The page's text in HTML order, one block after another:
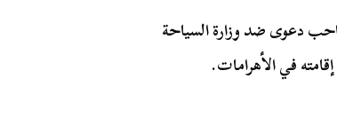
دعوى ضد وزارة السياحة
في الأهرامات.